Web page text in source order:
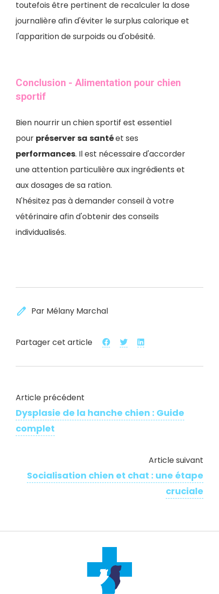
toutefois être pertinent de recalculer la dose
journalière afin d'éviter le surplus calorique et
l'apparition de surpoids ou d'obésité.
Conclusion - Alimentation pour chien
sportif
Bien nourrir un chien sportif est essentiel
pour préserversa santéet ses
performances. Il est nécessaire d'accorder
une attention particulière aux ingrédients et
aux dosages de sa ration.
N'hésitez pas à demander conseil à votre
vétérinaire afin d'obtenir des conseils
individualisés.
edit Par Mélany Marchal
Partager cet article
Article précédent
Dysplasie de la hanche chien : Guide
complet
Article suivant
Socialisation chien et chat : une étape
cruciale